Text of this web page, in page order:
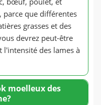
parce que différentes
grasses et des
devrez peut-être
l'intensité des lames à
moelleux des